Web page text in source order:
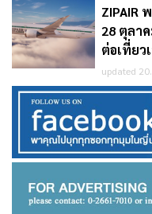
ZIPAIR
28 ตุลา
ต่อเที่ยว
updated